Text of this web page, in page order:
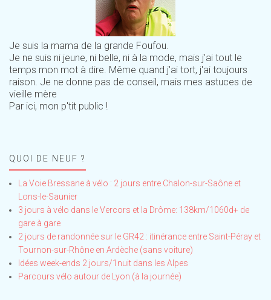
Je suis la mama de la grande Foufou.
Je ne suis ni jeune, ni belle, ni à la mode, mais j'ai tout le
temps mon mot à dire. Même quand j'ai tort, j'ai toujours
raison. Je ne donne pas de conseil, mais mes astuces de
vieille mère
Par ici, mon p'tit public !
QUOI DE NEUF ?
La Voie Bressane à vélo : 2 jours entre Chalon-sur-Saône et
Lons-le-Saunier
3 jours à vélo dans le Vercors et la Drôme: 138km/1060d+ de
gare à gare
2 jours de randonnée sur le GR42 : itinérance entre Saint-Péray et
Tournon-sur-Rhône en Ardèche (sans voiture)
Idées week-ends 2 jours/1nuit dans les Alpes
Parcours vélo autour de Lyon (à la journée)